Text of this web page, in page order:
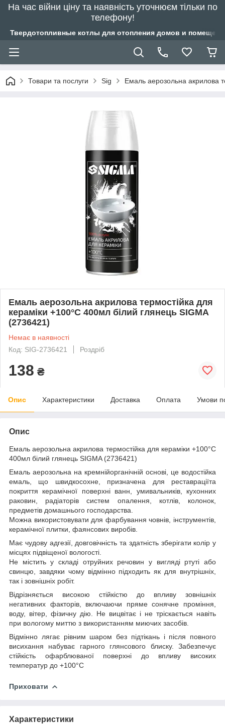
На час війни ціну та наявність уточнюєм тільки по
телефону!
Твердотопливные котлы для отопления домов и
Товари та послуги Sig Емаль аерозольна акрилова
Емаль аерозольна акрилова термостійка для
кераміки +100°C 400мл білий глянець SIGMA
(2736421)
Немає в наявності
Код: SIG-2736421
Роздріб
138 ₴
Опис Характеристики Доставка Оплата Умови
Опис
Емаль аерозольна акрилова термостійка для кераміки +100°C
400мл білий глянець SIGMA (2736421)
Емаль аерозольна на кремнійорганічній основі, це водостійка
емаль, що швидкосохне, призначена для реставраціїта
покриття керамічної поверхні ванн, умивальників, кухонних
раковин, радіаторів систем опалення, котлів, колонок,
предметів домашнього господарства.
Можна використовувати для фарбування човнів, інструментів,
керамічної плитки, фаянсових виробів.
Має чудову адгезії, довговічність та здатність зберігати колір у
місцях підвіщеної вологості.
Не містить у складі отруйних речовин у вигляді ртуті або
свинцю, завдяки чому відмінно підходить як для внутрішніх,
так і зовнішніх робіт.
Відрізняється високою стійкістю до впливу зовнішніх
негативних факторів, включаючи пряме сонячне проміння,
воду, вітер, фізичну дію. Не вицвітає і не тріскається навіть
при вологому миттю з використанням миючих засобів.
Відмінно лягає рівним шаром без підтікань і після повного
висихання набуває гарного глянсового блиску. Забезпечує
стійкість офарблюваної поверхні до впливу високих
температур до +100°C
Приховати
Характеристики